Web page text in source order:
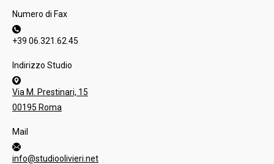
Numero di Fax
+39 06.321.62.45
Indirizzo Studio
Via M. Prestinari, 15
00195 Roma
Mail
info@studioolivieri.net